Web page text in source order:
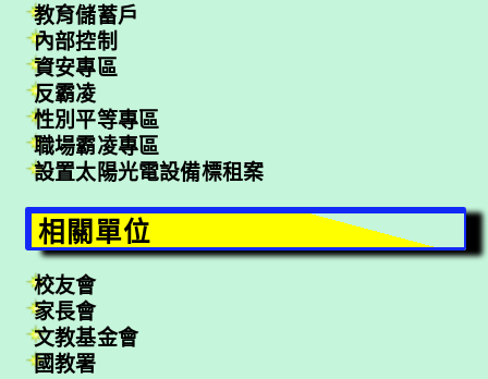
教育儲蓄戶
內部控制
資安專區
反霸凌
性別平等專區
職場霸凌專區
設置太陽光電設備標租案
相關單位
校友會
家長會
文教基金會
國教署